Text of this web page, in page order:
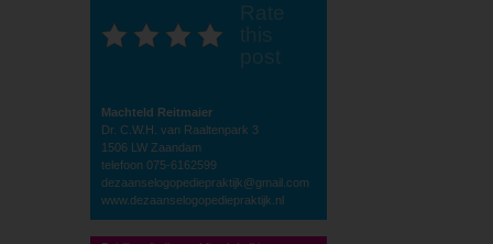
Rate
this
post
Machteld Reitmaier
Dr. C.W.H. van Raaltenpark 3
1506 LW Zaandam
telefoon 075-6162599
dezaanselogopediepraktijk@gmail.com
www.dezaanselogopediepraktijk.nl